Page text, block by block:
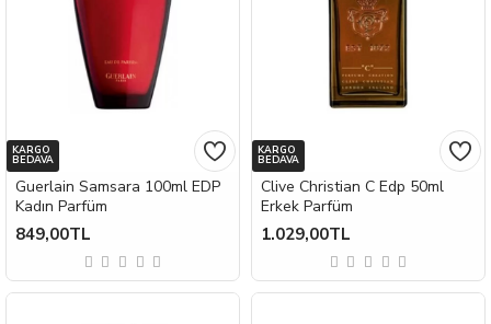
KARGO
BEDAVA
Guerlain Samsara 100ml EDP
Kadın Parfüm
849,00TL
KARGO
BEDAVA
Clive Christian C Edp 50ml
Erkek Parfüm
1.029,00TL